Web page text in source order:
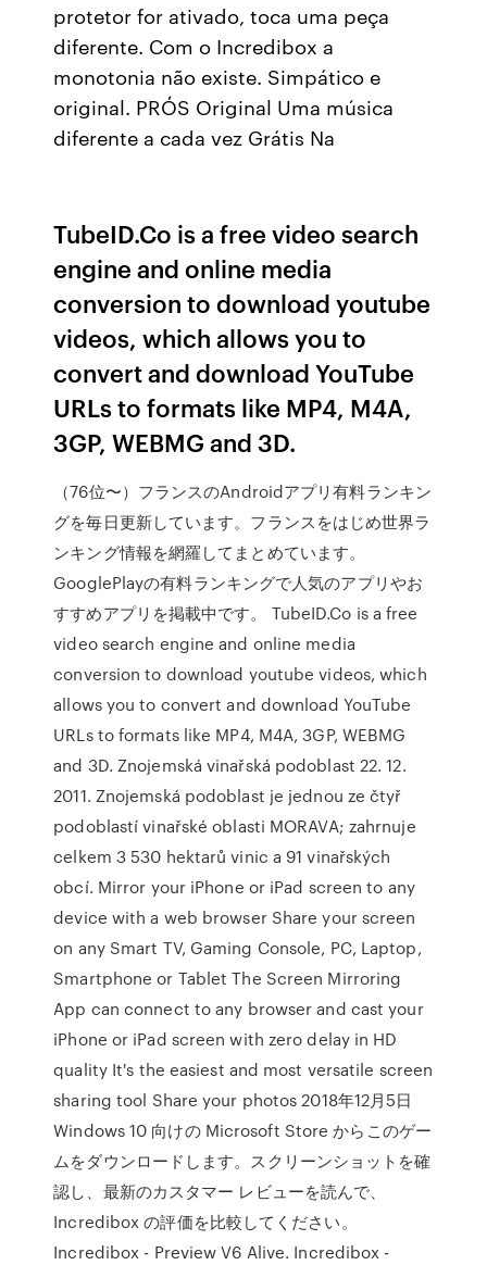
protetor for ativado, toca uma peça
diferente. Com o Incredibox a
monotonia não existe. Simpático e
original. PRÓS Original Uma música
diferente a cada vez Grátis Na
TubeID.Co is a free video search
engine and online media
conversion to download youtube
videos, which allows you to
convert and download YouTube
URLs to formats like MP4, M4A,
3GP, WEBMG and 3D.
（76位〜）フランスのAndroidアプリ有料ランキン
グを毎日更新しています。フランスをはじめ世界ラ
ンキング情報を網羅してまとめています。
GooglePlayの有料ランキングで人気のアプリやお
すすめアプリを掲載中です。 TubeID.Co is a free
video search engine and online media
conversion to download youtube videos, which
allows you to convert and download YouTube
URLs to formats like MP4, M4A, 3GP, WEBMG
and 3D. Znojemská vinařská podoblast 22. 12.
2011. Znojemská podoblast je jednou ze čtyř
podoblastí vinařské oblasti MORAVA; zahrnuje
celkem 3 530 hektarů vinic a 91 vinařských
obcí. Mirror your iPhone or iPad screen to any
device with a web browser Share your screen
on any Smart TV, Gaming Console, PC, Laptop,
Smartphone or Tablet The Screen Mirroring
App can connect to any browser and cast your
iPhone or iPad screen with zero delay in HD
quality It's the easiest and most versatile screen
sharing tool Share your photos 2018年12月5日
Windows 10 向けの Microsoft Store からこのゲー
ムをダウンロードします。スクリーンショットを確
認し、最新のカスタマー レビューを読んで、
Incredibox の評価を比較してください。
Incredibox - Preview V6 Alive. Incredibox -